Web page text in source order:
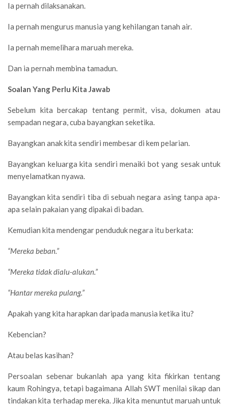
Ia pernah dilaksanakan.
Ia pernah mengurus manusia yang kehilangan tanah air.
Ia pernah memelihara maruah mereka.
Dan ia pernah membina tamadun.
Soalan Yang Perlu Kita Jawab
Sebelum kita bercakap tentang permit, visa, dokumen atau
sempadan negara, cuba bayangkan seketika.
Bayangkan anak kita sendiri membesar di kem pelarian.
Bayangkan keluarga kita sendiri menaiki bot yang sesak untuk
menyelamatkan nyawa.
Bayangkan kita sendiri tiba di sebuah negara asing tanpa apa-
apa selain pakaian yang dipakai di badan.
Kemudian kita mendengar penduduk negara itu berkata:
“Mereka beban.”
“Mereka tidak dialu-alukan.”
“Hantar mereka pulang.”
Apakah yang kita harapkan daripada manusia ketika itu?
Kebencian?
Atau belas kasihan?
Persoalan sebenar bukanlah apa yang kita fikirkan tentang
kaum Rohingya, tetapi bagaimana Allah SWT menilai sikap dan
tindakan kita terhadap mereka. Jika kita menuntut maruah untuk